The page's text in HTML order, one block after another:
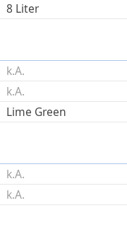
8 Liter
k.A.
k.A.
Lime Green
k.A.
k.A.